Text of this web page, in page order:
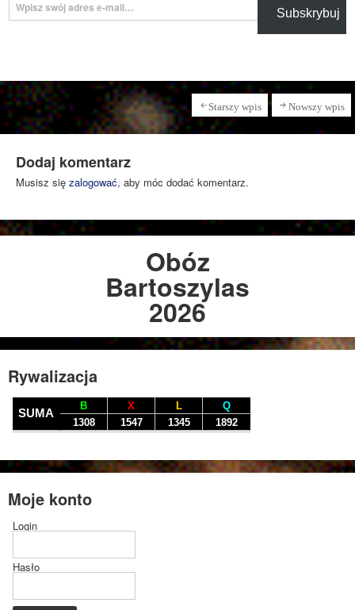
Subskrybuj
Starszy wpis Nowszy wpis
Dodaj komentarz
Musisz się zalogować, aby móc dodać komentarz.
Obóz
Bartoszylas
2026
Rywalizacja
Moje konto
Login
Hasło